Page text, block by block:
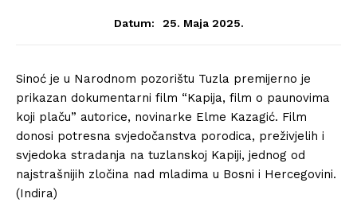
Datum: 25. Maja 2025.
Sinoć je u Narodnom pozorištu Tuzla premijerno je
prikazan dokumentarni film “Kapija, film o paunovima
koji plaču” autorice, novinarke Elme Kazagić. Film
donosi potresna svjedočanstva porodica, preživjelih i
svjedoka stradanja na tuzlanskoj Kapiji, jednog od
najstrašnijih zločina nad mladima u Bosni i Hercegovini.
(Indira)